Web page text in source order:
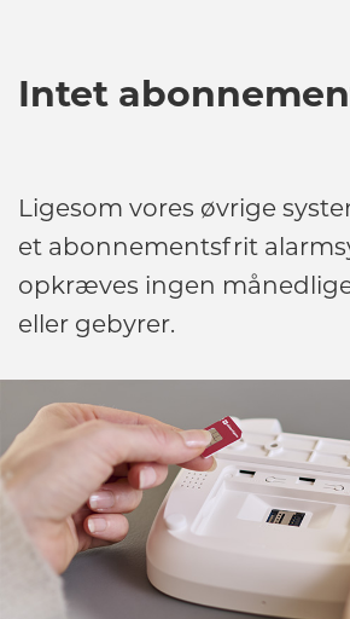
Intet
Ligesom vores øvrige
et abonnementsfrit
opkræves ingen
eller gebyrer.